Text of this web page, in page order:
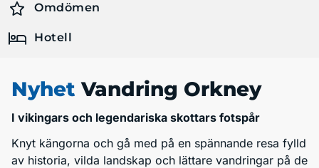
Omdömen
Hotell
Nyhet Vandring Orkney
I vikingars och legendariska skottars fotspår
Knyt kängorna och gå med på en spännande resa fylld
av historia, vilda landskap och lättare vandringar på de